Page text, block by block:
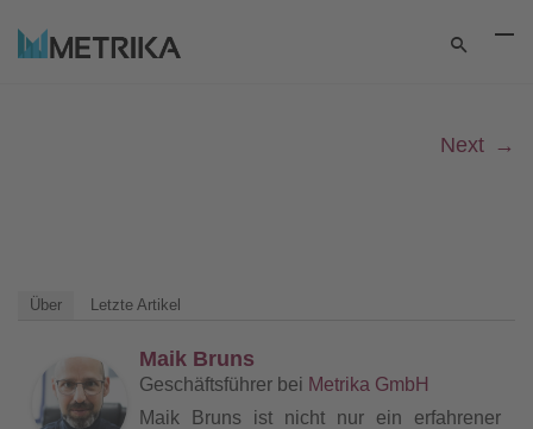
Next →
Über Letzte Artikel
Maik Bruns
Geschäftsführer bei Metrika GmbH
Maik Bruns ist nicht nur ein erfahrener